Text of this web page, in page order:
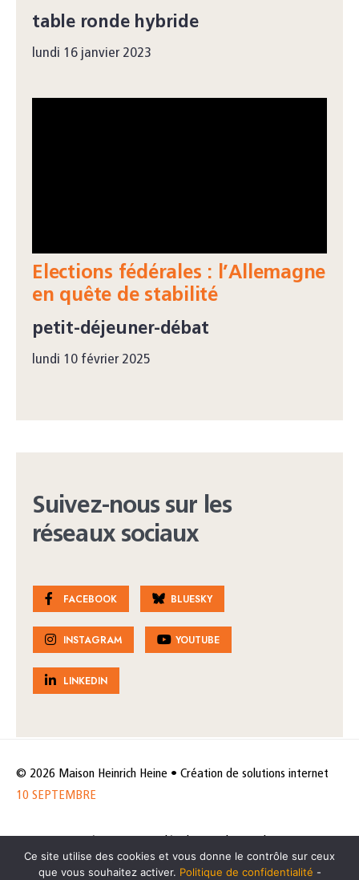
table ronde hybride
lundi 16 janvier 2023
Elections fédérales : l’Allemagne
en quête de stabilité
petit-déjeuner-débat
lundi 10 février 2025
Suivez-nous sur les
réseaux sociaux
FACEBOOK BLUESKY
INSTAGRAM YOUTUBE
LINKEDIN
© 2026 Maison Heinrich Heine • Création de solutions internet
10 SEPTEMBRE
de données
Politique des cookies
Ce site utilise des cookies et vous donne le contrôle sur ceux
que vous souhaitez activer. Politique de confidentialité -